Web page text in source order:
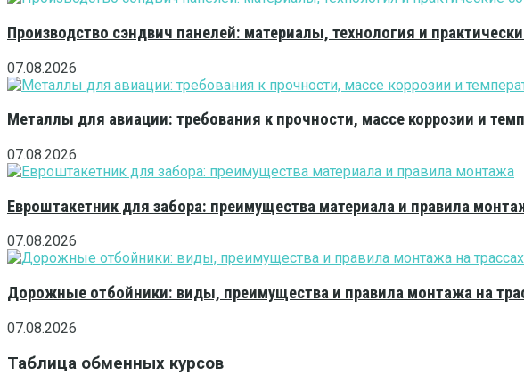
Производство сэндвич панелей: материалы, технология и
07.08.2026
Металлы для авиации: требования к прочности, массе коррозии и
07.08.2026
Евроштакетник для забора: преимущества материала и правила
07.08.2026
Дорожные отбойники: виды, преимущества и правила монтажа на
07.08.2026
Таблица обменных курсов